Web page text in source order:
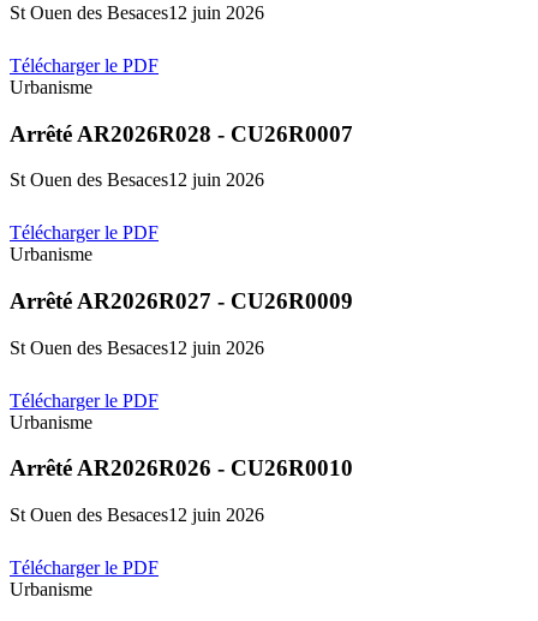
St Ouen des Besaces12 juin 2026
Télécharger le PDF
Urbanisme
Arrêté AR2026R028 - CU26R0007
St Ouen des Besaces12 juin 2026
Télécharger le PDF
Urbanisme
Arrêté AR2026R027 - CU26R0009
St Ouen des Besaces12 juin 2026
Télécharger le PDF
Urbanisme
Arrêté AR2026R026 - CU26R0010
St Ouen des Besaces12 juin 2026
Télécharger le PDF
Urbanisme